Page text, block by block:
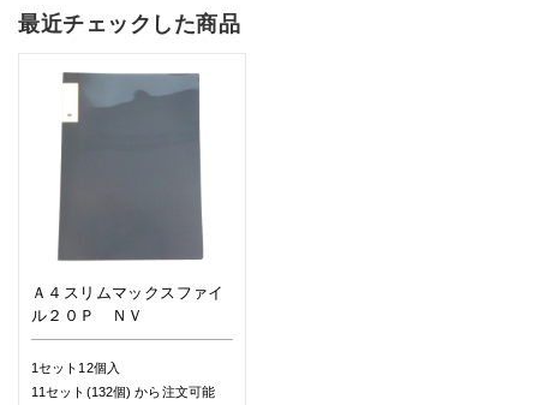
最近チェックした商品
Ａ４スリムマックスファイ
ル２０Ｐ ＮＶ
1セット12個入
11セット(132個)から注文可能